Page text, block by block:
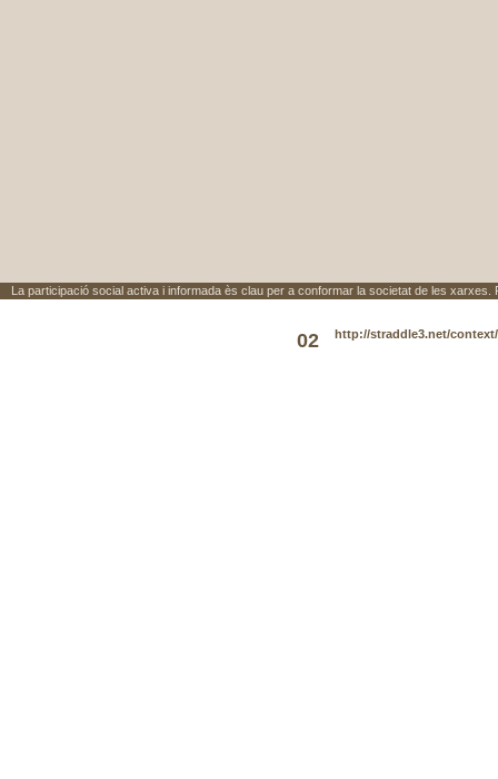
La participació social activa i informada ès clau per a conformar la societat de les
02 http://straddle3.net/context/